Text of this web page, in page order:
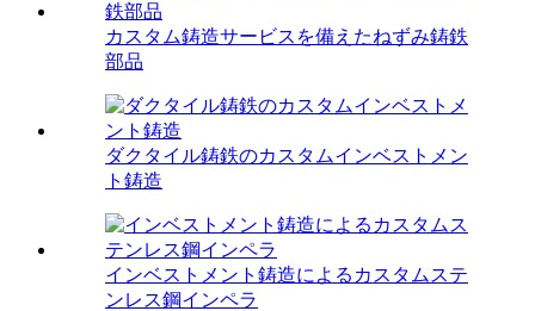
カスタム鋳造サービスを備えたねずみ鋳鉄
部品
ダクタイル鋳鉄のカスタムインベストメン
ト鋳造
インベストメント鋳造によるカスタムステ
ンレス鋼インペラ